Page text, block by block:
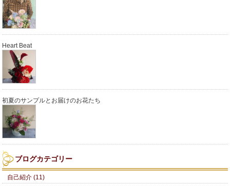
Heart Beat
初夏のサンプルとお届けのお花たち
ブログカテゴリー
自己紹介 (11)